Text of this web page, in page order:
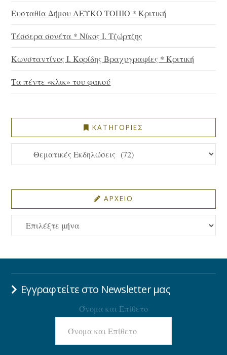
Ευσταθία Δήμου ΛΕΥΚΟ ΤΟΠΙΟ * Κριτική
Τέσσερα σονέτα * Νίκος Ι. Τζώρτζης
Κωνσταντίνος Ι. Κορίδης Βραχυγραφίες * Κριτική
Τα πέντε «κλικ» του φακού
ΚΑΤΗΓΟΡΙΕΣ
ΚΑΤΗΓΟΡΙΕΣ
ΑΡΧΕΙΟ
ΑΡΧΕΙΟ
Εγγραφτείτε στο Newsletter μας
Όνομα και Επίθετο